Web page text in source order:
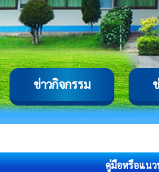
ข่าวกิจกรรม
คู่มือหรือแนว